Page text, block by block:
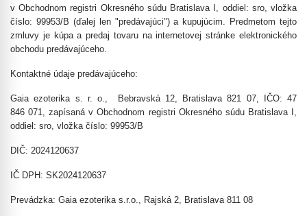
v Obchodnom registri Okresného súdu Bratislava I, oddiel: sro, vložka
číslo: 99953/B (ďalej len "predávajúci") a kupujúcim. Predmetom tejto
zmluvy je kúpa a predaj tovaru na internetovej stránke elektronického
obchodu predávajúceho.
Kontaktné údaje predávajúceho:
Gaia ezoterika s. r. o., Bebravská 12, Bratislava 821 07, IČO: 47
846 071, zapísaná v Obchodnom registri Okresného súdu Bratislava I,
oddiel: sro, vložka číslo: 99953/B
DIČ: 2024120637
IČ DPH: SK2024120637
Prevádzka: Gaia ezoterika s.r.o., Rajská 2, Bratislava 811 08